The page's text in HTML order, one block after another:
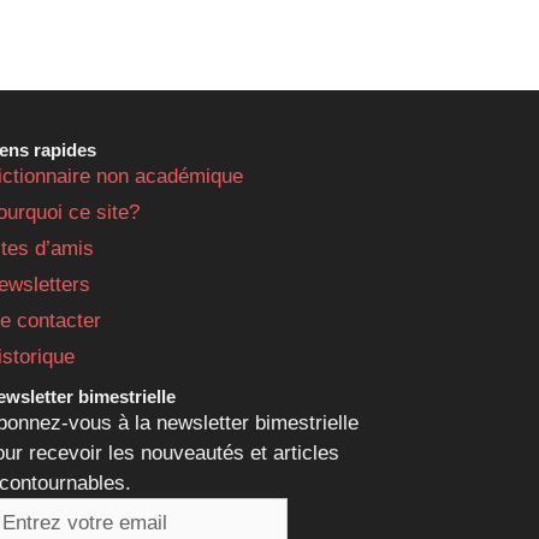
rapides
non académique
ce site?
d’amis
contacter
bimestrielle
vous à la newsletter bimestrielle
recevoir les nouveautés et articles